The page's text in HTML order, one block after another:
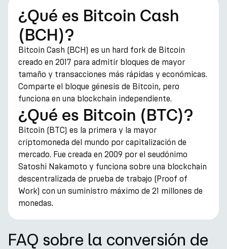
¿Qué es Bitcoin Cash
(BCH)?
Bitcoin Cash (BCH) es un hard fork de Bitcoin
creado en 2017 para admitir bloques de mayor
tamaño y transacciones más rápidas y económicas.
Comparte el bloque génesis de Bitcoin, pero
funciona en una blockchain independiente.
¿Qué es Bitcoin (BTC)?
Bitcoin (BTC) es la primera y la mayor
criptomoneda del mundo por capitalización de
mercado. Fue creada en 2009 por el seudónimo
Satoshi Nakamoto y funciona sobre una blockchain
descentralizada de prueba de trabajo (Proof of
Work) con un suministro máximo de 21 millones de
monedas.
FAQ sobre la conversión de